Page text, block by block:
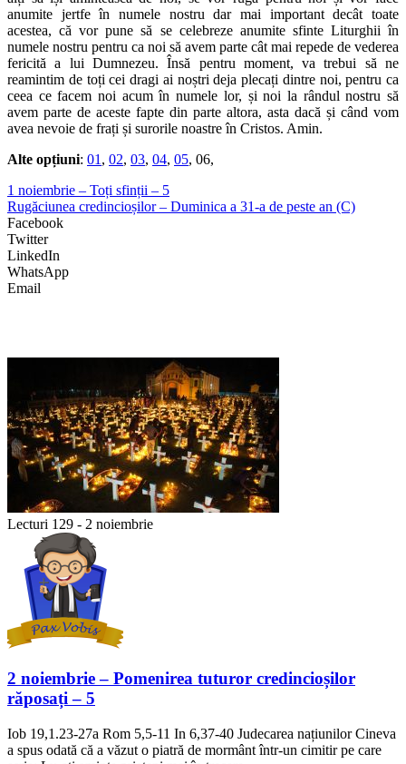
anumite jertfe în numele nostru dar mai important decât toate
acestea, că vor pune să se celebreze anumite sfinte Liturghii în
numele nostru pentru ca noi să avem parte cât mai repede de vederea
fericită a lui Dumnezeu. Însă pentru moment, va trebui să ne
reamintim de toți cei dragi ai noștri deja plecați dintre noi, pentru ca
ceea ce facem noi acum în numele lor, și noi la rândul nostru să
avem parte de aceste fapte din parte altora, asta dacă și când vom
avea nevoie de frați și surorile noastre în Cristos. Amin.
Alte opțiuni: 01 , 02, 03, 04, 05, 06,
1 noiembrie – Toți sfinții – 5
Rugăciunea credincioșilor – Duminica a 31-a de peste an (C)
Facebook
Twitter
LinkedIn
WhatsApp
Email
Lecturi 129 - 2 noiembrie
2 noiembrie – Pomenirea tuturor credincioșilor
răposați – 5
Iob 19,1.23-27a Rom 5,5-11 In 6,37-40 Judecarea națiunilor Cineva
a spus odată că a văzut o piatră de mormânt într-un cimitir pe care